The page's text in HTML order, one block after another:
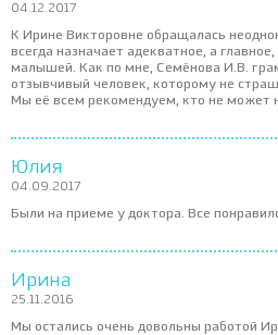
04.12.2017
К Ирине Викторовне обращалась
всегда назначает адекватное, а
малышей. Как по мне, Семёнова И.В.
отзывчивый человек, которому не
Мы её всем рекомендуем, кто не может
Юлия
04.09.2017
Были на приеме у доктора. Все
Ирина
25.11.2016
Мы остались очень довольны работой